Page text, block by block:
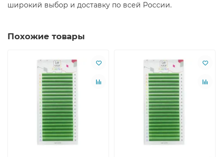
широкий выбор и доставку по всей России.
Похожие товары